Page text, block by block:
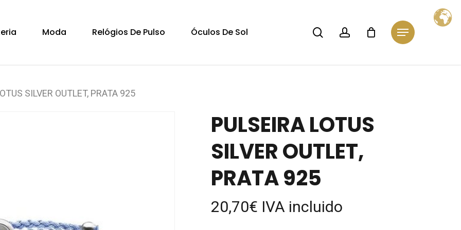
Moda Relógios De Pulso Óculos De Sol searchaccount Menu
Cart Close
SILVER OUTLET, PRATA 925
PULSEIRA LOTUS
SILVER OUTLET,
PRATA 925
20,70€ IVA incluido